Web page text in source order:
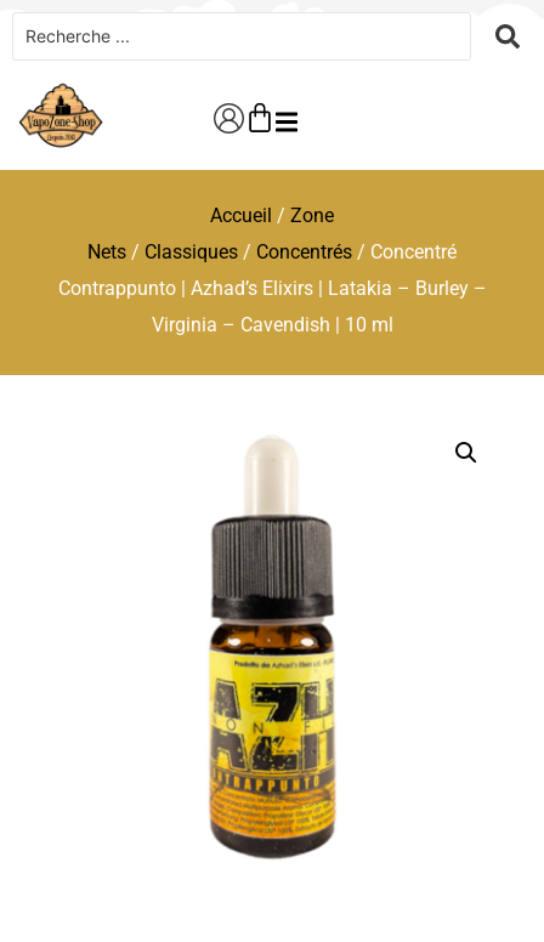
Accueil / Zone
Nets / Classiques / Concentrés / Concentré
Contrappunto | Azhad’s Elixirs | Latakia – Burley –
Virginia – Cavendish | 10 ml